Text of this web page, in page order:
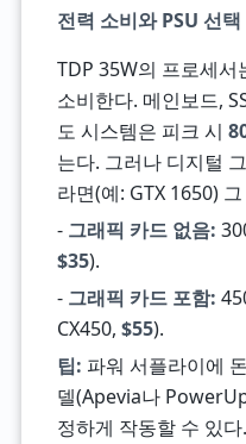
전력 소비와 PSU 선택
TDP 35W의 프로세
소비한다. 메인보드,
도 시스템은 피크 시
는다. 그러나 디지털
라면(예: GTX 1650)
- 그래픽 카드 없음:
$35).
- 그래픽 카드 포함:
CX450, $55).
팁: 파워 서플라이에
델(Apevia나
정하게 작동할 수 있다.